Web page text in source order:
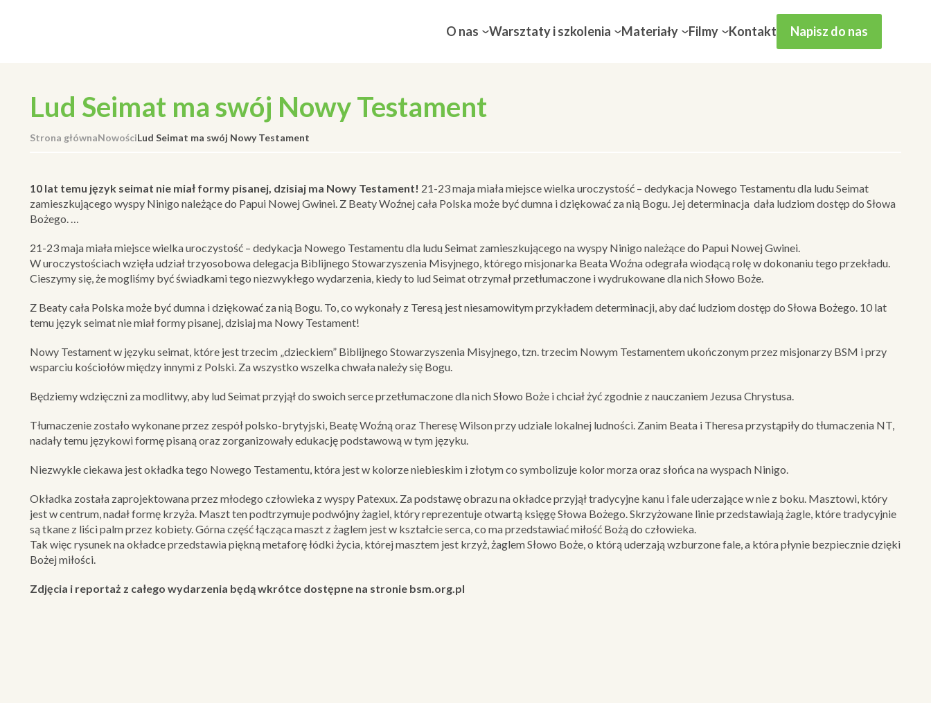
O nas Warsztaty i szkolenia Materiały Filmy Kontakt Napisz do nas
Lud Seimat ma swój Nowy Testament
Strona głównaNowościLud Seimat ma swój Nowy Testament
10 lat temu język seimat nie miał formy pisanej, dzisiaj ma Nowy Testament! 21-23 maja miała miejsce wielka uroczystość – dedykacja Nowego Testamentu dla ludu Seimat
zamieszkującego wyspy Ninigo należące do Papui Nowej Gwinei. Z Beaty Woźnej cała Polska może być dumna i dziękować za nią Bogu. Jej determinacja dała ludziom dostęp do Słowa
Bożego. …
21-23 maja miała miejsce wielka uroczystość – dedykacja Nowego Testamentu dla ludu Seimat zamieszkującego na wyspy Ninigo należące do Papui Nowej Gwinei.
W uroczystościach wzięła udział trzyosobowa delegacja Biblijnego Stowarzyszenia Misyjnego, którego misjonarka Beata Woźna odegrała wiodącą rolę w dokonaniu tego przekładu.
Cieszymy się, że mogliśmy być świadkami tego niezwykłego wydarzenia, kiedy to lud Seimat otrzymał przetłumaczone i wydrukowane dla nich Słowo Boże.
Z Beaty cała Polska może być dumna i dziękować za nią Bogu. To, co wykonały z Teresą jest niesamowitym przykładem determinacji, aby dać ludziom dostęp do Słowa Bożego. 10 lat
temu język seimat nie miał formy pisanej, dzisiaj ma Nowy Testament!
Nowy Testament w języku seimat, które jest trzecim „dzieckiem” Biblijnego Stowarzyszenia Misyjnego, tzn. trzecim Nowym Testamentem ukończonym przez misjonarzy BSM i przy
wsparciu kościołów między innymi z Polski. Za wszystko wszelka chwała należy się Bogu.
Będziemy wdzięczni za modlitwy, aby lud Seimat przyjął do swoich serce przetłumaczone dla nich Słowo Boże i chciał żyć zgodnie z nauczaniem Jezusa Chrystusa.
Tłumaczenie zostało wykonane przez zespół polsko-brytyjski, Beatę Woźną oraz Theresę Wilson przy udziale lokalnej ludności. Zanim Beata i Theresa przystąpiły do tłumaczenia NT,
nadały temu językowi formę pisaną oraz zorganizowały edukację podstawową w tym języku.
Niezwykle ciekawa jest okładka tego Nowego Testamentu, która jest w kolorze niebieskim i złotym co symbolizuje kolor morza oraz słońca na wyspach Ninigo.
Okładka została zaprojektowana przez młodego człowieka z wyspy Patexux. Za podstawę obrazu na okładce przyjął tradycyjne kanu i fale uderzające w nie z boku. Masztowi, który
jest w centrum, nadał formę krzyża. Maszt ten podtrzymuje podwójny żagiel, który reprezentuje otwartą księgę Słowa Bożego. Skrzyżowane linie przedstawiają żagle, które tradycyjnie
są tkane z liści palm przez kobiety. Górna część łącząca maszt z żaglem jest w kształcie serca, co ma przedstawiać miłość Bożą do człowieka.
Tak więc rysunek na okładce przedstawia piękną metaforę łódki życia, której masztem jest krzyż, żaglem Słowo Boże, o którą uderzają wzburzone fale, a która płynie bezpiecznie dzięki
Bożej miłości.
Zdjęcia i reportaż z całego wydarzenia będą wkrótce dostępne na stronie bsm.org.pl